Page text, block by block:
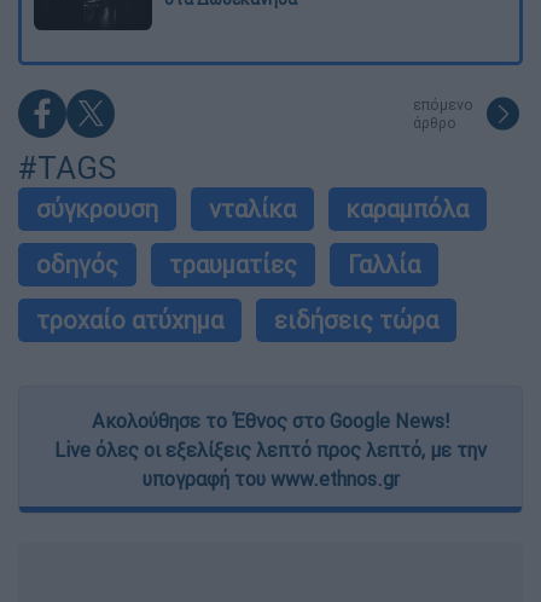
επόμενο
άρθρο
#TAGS
σύγκρουση νταλίκα
καραμπόλα
οδηγός
τραυματίες
Γαλλία
τροχαίο ατύχημα
ειδήσεις τώρα
Ακολούθησε το Έθνος στο Google News!
Live όλες οι εξελίξεις λεπτό προς λεπτό, με την
υπογραφή του www.ethnos.gr